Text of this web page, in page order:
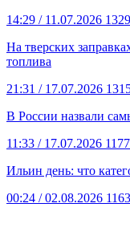
14:29 / 11.07.2026
На тверских
топлива
21:31 / 17.07.2026
В России назвали
11:33 / 17.07.2026
Ильин день: что
00:24 / 02.08.2026